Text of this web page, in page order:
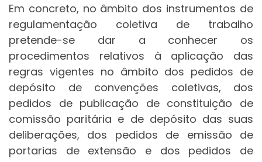
Em concreto, no âmbito dos instrumentos de
regulamentação coletiva de trabalho
pretende-se dar a conhecer os
procedimentos relativos à aplicação das
regras vigentes no âmbito dos pedidos de
depósito de convenções coletivas, dos
pedidos de publicação de constituição de
comissão paritária e de depósito das suas
deliberações, dos pedidos de emissão de
portarias de extensão e dos pedidos de